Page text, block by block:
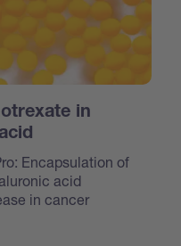
in
Encapsulation of
acid
in cancer